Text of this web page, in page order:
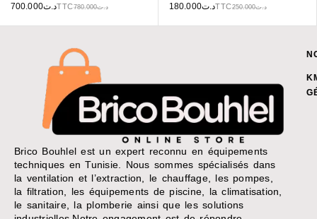
د.ت780.000 د.ت700.000 TTC د.ت250.000 د.ت180.000 TTC
Brico Bouhlel est un expert reconnu en équipements
techniques en Tunisie. Nous sommes spécialisés dans
la ventilation et l’extraction, le chauffage, les pompes,
la filtration, les équipements de piscine, la climatisation,
le sanitaire, la plomberie ainsi que les solutions